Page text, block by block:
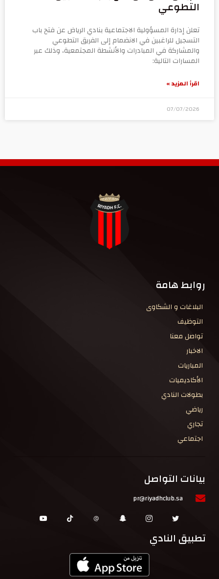
التطوعي
تعلن إدارة المسؤولية الاجتماعية بنادي الرياض عن فتح باب
التسجيل للراغبين في الانضمام إلى الفريق التطوعي
والمشاركة في المبادرات والأنشطة المجتمعية، وذلك عبر
المسارات التالية:
اقرأ المزيد »
07/07/2026
روابط هامة
البلاغات و الشكاوى
التوظيف
تواصل معنا
الاخبار
المباريات
الأكاديميات
بطولات النادي
رياضي
تجاري
اجتماعي
بيانات التواصل
pr@riyadhclub.sa
تطبيق النادي